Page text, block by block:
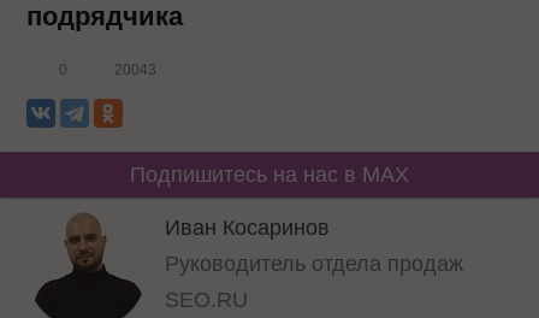
подрядчика
0 20043
Подпишитесь на нас в MAX
Иван Косаринов
Руководитель отдела продаж
SEO.RU